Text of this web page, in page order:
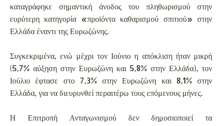
καταγράφηκε σημαντική άνοδος του πληθωρισμού στην
ευρύτερη κατηγορία «προϊόντα καθαρισμού σπιτιού» στην
Ελλάδα έναντι της Ευρωζώνης.
Συγκεκριμένα, ενώ μέχρι τον Ιούνιο η απόκλιση ήταν μικρή
(5,7% αύξηση στην Ευρωζώνη και 5,8% στην Ελλάδα), τον
Ιούλιο έφτασε στο 7,3% στην Ευρωζώνη και 8,1% στην
Ελλάδα, για να διευρυνθεί περαιτέρω τους επόμενους μήνες.
Η Επιτροπή Ανταγωνισμού δεν δημοσιοποιεί τα